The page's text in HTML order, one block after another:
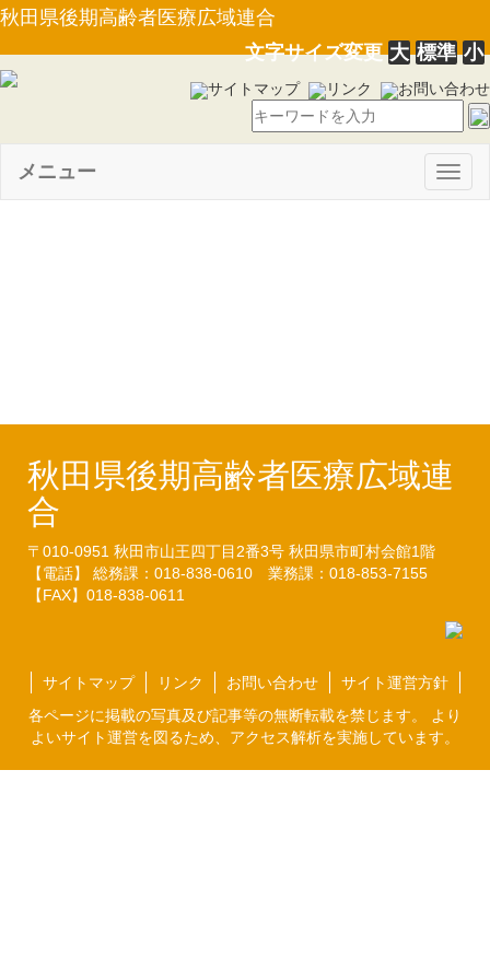
秋田県後期高齢者医療広域連合
文字サイズ変更大 標準 小
サイトマップ リンク お問い合わせ
メニュー
秋田県後期高齢者医療広域連
合
〒010-0951 秋田市山王四丁目2番3号 秋田県市町村会館1階
【電話】 総務課：018-838-0610 業務課：018-853-7155
【FAX】018-838-0611
サイトマップ リンク お問い合わせ
サイト運営方針
各ページに掲載の写真及び記事等の無断転載を禁じます。 より
よいサイト運営を図るため、アクセス解析を実施しています。